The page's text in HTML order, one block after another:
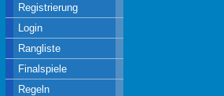
Registrierung
Login
Rangliste
Finalspiele
Regeln